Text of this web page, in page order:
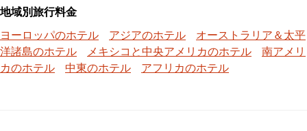
地域別旅行料金
ヨーロッパのホテル
アジアのホテル
オーストラリア＆太平
洋諸島のホテル
メキシコと中央アメリカのホテル
南アメリ
カのホテル
中東のホテル アフリカのホテル